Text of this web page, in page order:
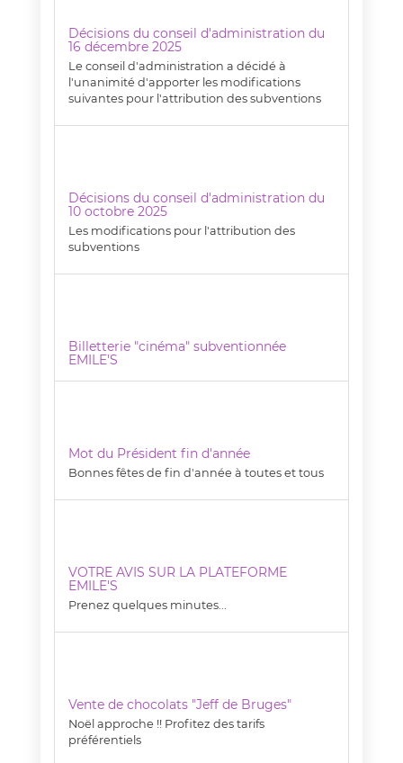
Décisions du conseil d'administration du
16 décembre 2025
Le conseil d'administration a décidé à
l'unanimité d'apporter les modifications
suivantes pour l'attribution des subventions
Décisions du conseil d'administration du
10 octobre 2025
Les modifications pour l'attribution des
subventions
Billetterie "cinéma" subventionnée
EMILE'S
Mot du Président fin d'année
Bonnes fêtes de fin d'année à toutes et tous
VOTRE AVIS SUR LA PLATEFORME
EMILE'S
Prenez quelques minutes...
Vente de chocolats "Jeff de Bruges"
Noël approche !! Profitez des tarifs
préférentiels